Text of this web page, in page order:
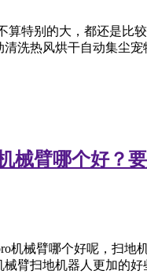
算特别的大，都还是比
洗热风烘干自动集尘
械臂哪个好？
机械臂哪个好呢，扫地
臂扫地机器人更加的